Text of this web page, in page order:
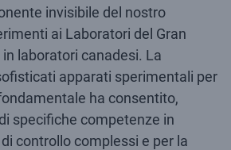
invisibile del nostro
ai Laboratori del Gran
in laboratori canadesi. La
apparati sperimentali per
ha consentito,
specifiche competenze in
controllo complessi e per la